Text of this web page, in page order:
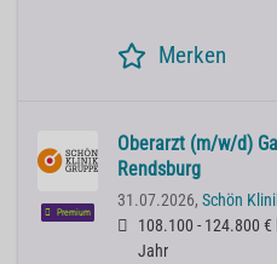
Merken
Premium
Oberarzt (m/w/d)
Rendsburg
31.07.2026, Schön
108.100 - 124.800
Jahr